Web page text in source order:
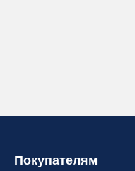
Покупателям